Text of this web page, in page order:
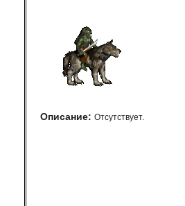
Описание: Отсутствует.